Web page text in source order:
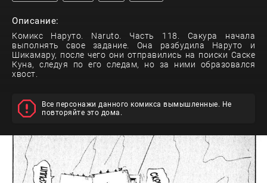
Описание:
Комикс Наруто. Naruto. Часть 118. Сакура начала
выполнять свое задание. Она разбудила Наруто и
Шикамару, после чего они отправились на поиски Саске
Куна, следуя по его следам, но за ними образовался
хвост.
Все персонажи данного комикса вымышленные. Не
повторяйте это дома.